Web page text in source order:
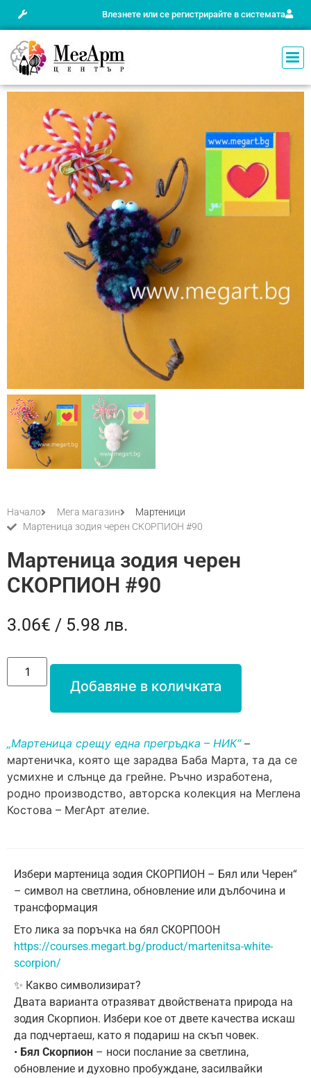
Влезнете или се регистрирайте в системата
Начало Мега магазин
Мартеници
Мартеница зодия черен СКОРПИОН #90
Мартеница зодия черен
СКОРПИОН #90
3.06€ / 5.98 лв.
Добавяне в количката
„Мартеница срещу една прегръдка – НИК“ –
мартеничка, която ще зарадва Баба Марта, та да се
усмихне и слънце да грейне. Ръчно изработена,
родно производство, авторска колекция на Меглена
Костова – МегАрт ателие.
Избери мартеница зодия СКОРПИОН – Бял или Черен“
– символ на светлина, обновление или дълбочина и
трансформация
Ето лика за поръчка на бял СКОРПООН
https://courses.megart.bg/product/martenitsa-white-
scorpion/
✨ Какво символизират?
Двата варианта отразяват двойствената природа на
зодия Скорпион. Избери кое от двете качества искаш
да подчертаеш, като я подариш на скъп човек.
• Бял Скорпион – носи послание за светлина,
обновление и духовно пробуждане, засилвайки